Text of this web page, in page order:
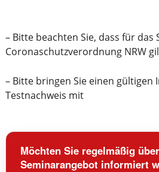
– Bitte beachten Sie, dass für das
Coronaschutzverordnung NRW
– Bitte bringen Sie einen
Testnachweis mit
Möchten Sie regelmäßig
Seminarangebot informiert